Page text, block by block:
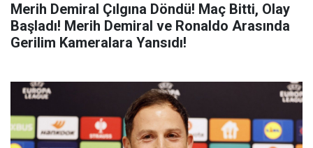
Merih Demiral Çılgına Döndü! Maç Bitti, Olay
Başladı! Merih Demiral ve Ronaldo Arasında
Gerilim Kameralara Yansıdı!